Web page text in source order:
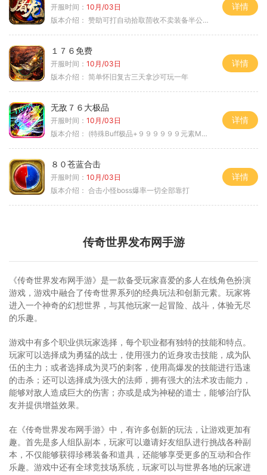
开服时间： 10月/03日
版本介绍： 赞助可打自动拾取茴收不卖装备半公益服
详情
１７６免费
开服时间： 10月/03日
版本介绍： 简单怀旧复古三天拿沙可玩一年
详情
无敌７６大极品
开服时间： 10月/03日
版本介绍： (特殊Buff极品+９９９９９９元素Max）
详情
８０苍蓝合击
开服时间： 10月/03日
版本介绍： 合击小怪boss爆率一切全部靠打
详情
传奇世界发布网手游
《传奇世界发布网手游》是一款备受玩家喜爱的多人在线角色扮演
游戏，游戏中融合了传奇世界系列的经典玩法和创新元素。玩家将
进入一个神奇的幻想世界，与其他玩家一起冒险、战斗，体验无尽
的乐趣。
游戏中有多个职业供玩家选择，每个职业都有独特的技能和特点。
玩家可以选择成为勇猛的战士，使用强力的近身攻击技能，成为队
伍的主力；或者选择成为灵巧的刺客，使用高爆发的技能进行迅速
的击杀；还可以选择成为强大的法师，拥有强大的法术攻击能力，
能够对敌人造成巨大的伤害；亦或是成为神秘的道士，能够治疗队
友并提供增益效果。
在《传奇世界发布网手游》中，有许多创新的玩法，让游戏更加有
趣。首先是多人组队副本，玩家可以邀请好友组队进行挑战各种副
本，不仅能够获得珍稀装备和道具，还能够享受更多的互动和合作
乐趣。游戏中还有全球竞技场系统，玩家可以与世界各地的玩家进